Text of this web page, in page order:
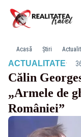
Acasă Știri
ACTUALITATE·
Călin
„Armele de
României”